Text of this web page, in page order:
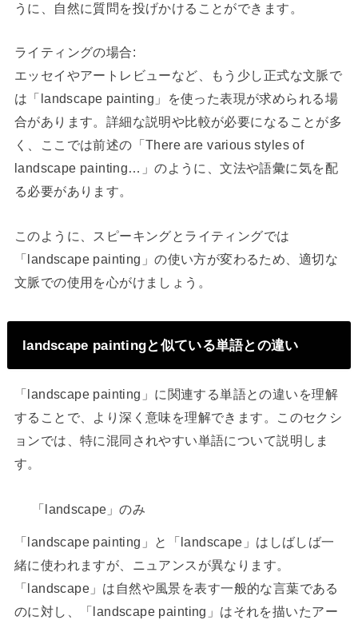
うに、自然に質問を投げかけることができます。
ライティングの場合:
エッセイやアートレビューなど、もう少し正式な文脈で
は「landscape painting」を使った表現が求められる場
合があります。詳細な説明や比較が必要になることが多
く、ここでは前述の「There are various styles of
landscape painting…」のように、文法や語彙に気を配
る必要があります。
このように、スピーキングとライティングでは
「landscape painting」の使い方が変わるため、適切な
文脈での使用を心がけましょう。
landscape paintingと似ている単語との違い
「landscape painting」に関連する単語との違いを理解
することで、より深く意味を理解できます。このセクシ
ョンでは、特に混同されやすい単語について説明しま
す。
「landscape」のみ
「landscape painting」と「landscape」はしばしば一
緒に使われますが、ニュアンスが異なります。
「landscape」は自然や風景を表す一般的な言葉である
のに対し、「landscape painting」はそれを描いたアー